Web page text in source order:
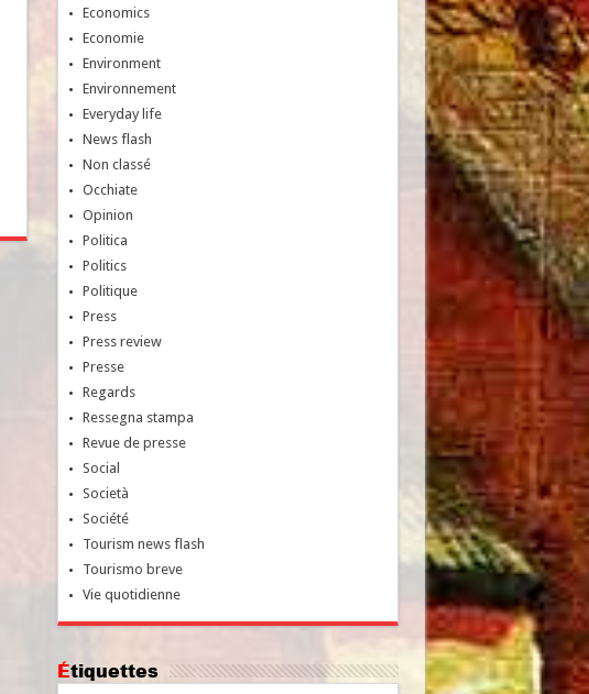
Economics
Economie
Environment
Environnement
Everyday life
News flash
Non classé
Occhiate
Opinion
Politica
Politics
Politique
Press
Press review
Presse
Regards
Ressegna stampa
Revue de presse
Social
Società
Société
Tourism news flash
Tourismo breve
Vie quotidienne
Étiquettes